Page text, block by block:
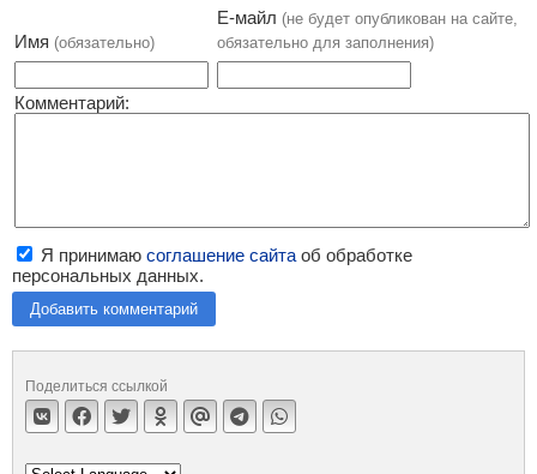
Имя (обязательно)
Е-майл (не будет опубликован на сайте,
обязательно для заполнения)
Комментарий:
Я принимаю соглашение сайта об обработке
персональных данных.
Добавить комментарий
Поделиться ссылкой